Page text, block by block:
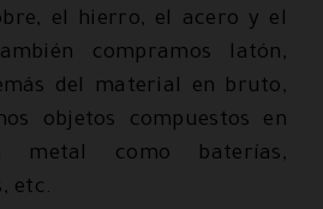
el hierro, el acero y el
compramos latón,
del material en bruto,
objetos compuestos en
metal como baterías,
etc.